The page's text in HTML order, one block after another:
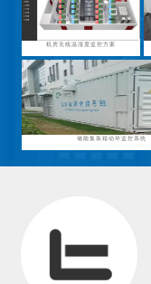
机房无线温湿度监控方案
储能集装箱动环监控系统